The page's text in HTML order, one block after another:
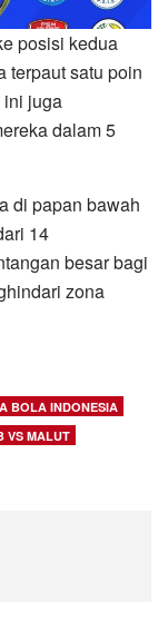
posisi kedua
terpaut satu poin
ini juga
dalam 5
di papan bawah
14
besar bagi
zona
BOLA INDONESIA
VS MALUT